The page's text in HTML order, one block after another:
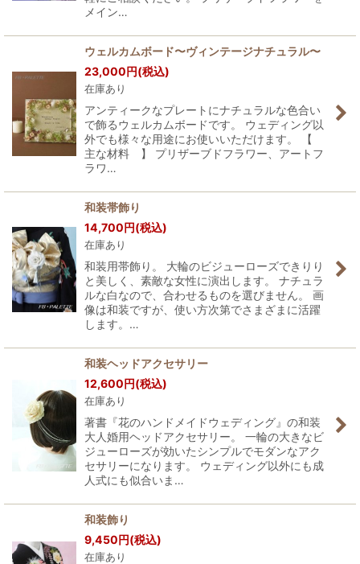
メイン…
ウェルカムボード〜ヴィンテージナチュラル〜
23,000円(税込)
在庫あり
アンティークなプレートにナチュラルな色合い
で飾るウェルカムボードです。 ウェディング以
外でも様々な用途にお使いいただけます。 【
主な材料 】 プリザーブドフラワー、アートフ
ラワ…
和装帯飾り
14,700円(税込)
在庫あり
和装用帯飾り。 大輪のビジューローズできりり
と美しく、素敵な女性に演出します。 ナチュラ
ルな白なので、合わせるものを選びません。 画
像は和装ですが、使い方次第でさまざまに活躍
します。…
和装ヘッドアクセサリー
12,600円(税込)
在庫あり
著書『花のハンドメイドウェディング』の和装
大人婚用ヘッドアクセサリー。 一輪の大きなビ
ジューローズが効いたシンプルでモダンなアク
セサリーになります。 ウェディング以外にも成
人式にも似合いま…
和装飾り
9,450円(税込)
在庫あり